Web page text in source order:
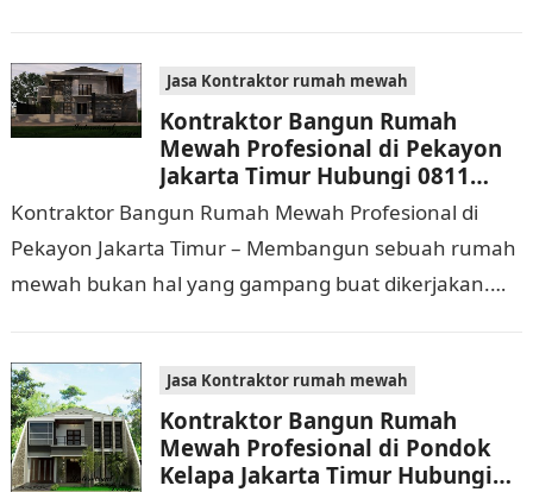
Jasa Kontraktor rumah mewah
Kontraktor Bangun Rumah
Mewah Profesional di Pekayon
Jakarta Timur Hubungi 0811
9933 588
Kontraktor Bangun Rumah Mewah Profesional di
Pekayon Jakarta Timur – Membangun sebuah rumah
mewah bukan hal yang gampang buat dikerjakan.
Jasa Kontraktor rumah mewah
Kontraktor Bangun Rumah
Mewah Profesional di Pondok
Kelapa Jakarta Timur Hubungi